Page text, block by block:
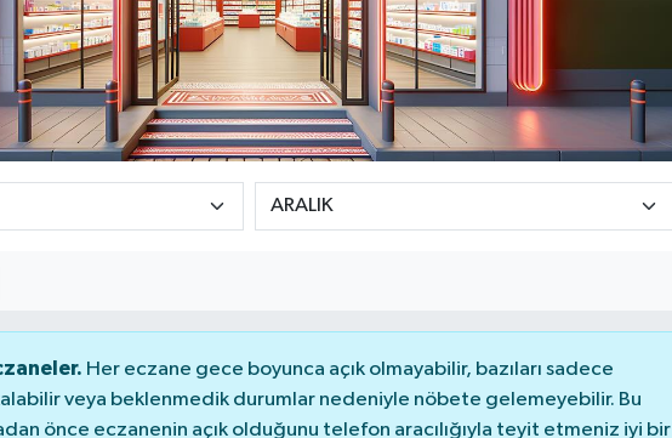
Her eczane gece boyunca açık olmayabilir, bazıları sadece
veya beklenmedik durumlar nedeniyle nöbete gelemeyebilir. Bu
önce eczanenin açık olduğunu telefon aracılığıyla teyit etmeniz iyi bir